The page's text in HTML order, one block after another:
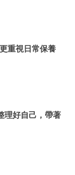
重視日常保養
理好自己，帶著